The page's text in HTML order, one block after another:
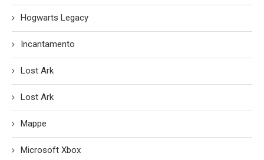
Hogwarts Legacy
Incantamento
Lost Ark
Lost Ark
Mappe
Microsoft Xbox